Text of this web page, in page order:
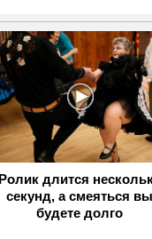
Ролик длится
секунд, а смеяться
будете долго